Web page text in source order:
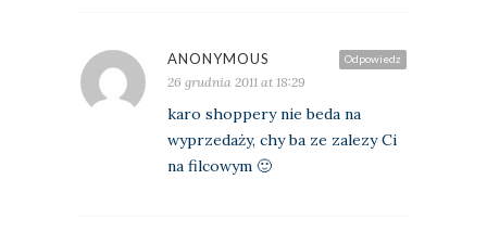
Odpowiedz
ANONYMOUS
26 grudnia 2011 at 18:29
karo shoppery nie beda na
wyprzedaży, chy ba ze zalezy Ci
na filcowym 🙂